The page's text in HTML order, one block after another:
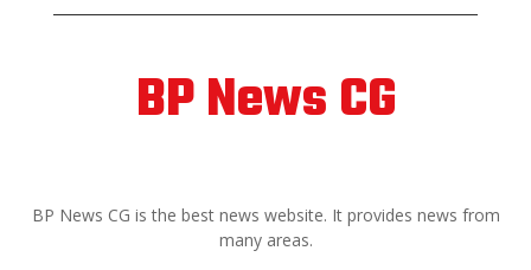
BP News CG
BP News CG is the best news website. It provides news from
many areas.